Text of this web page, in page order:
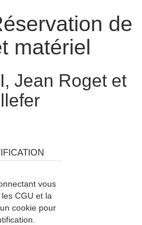
de
matériel
Jean Roget et
vous
CGU et la
cookie pour